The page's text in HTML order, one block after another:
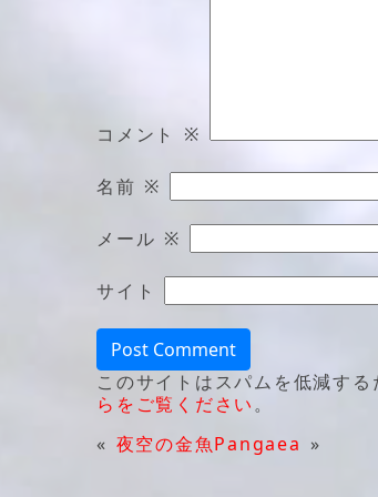
コメント ※
名前 ※
メール ※
サイト
このサイトはスパムを低減す
らをご覧ください。
« 夜空の金魚Pangaea »